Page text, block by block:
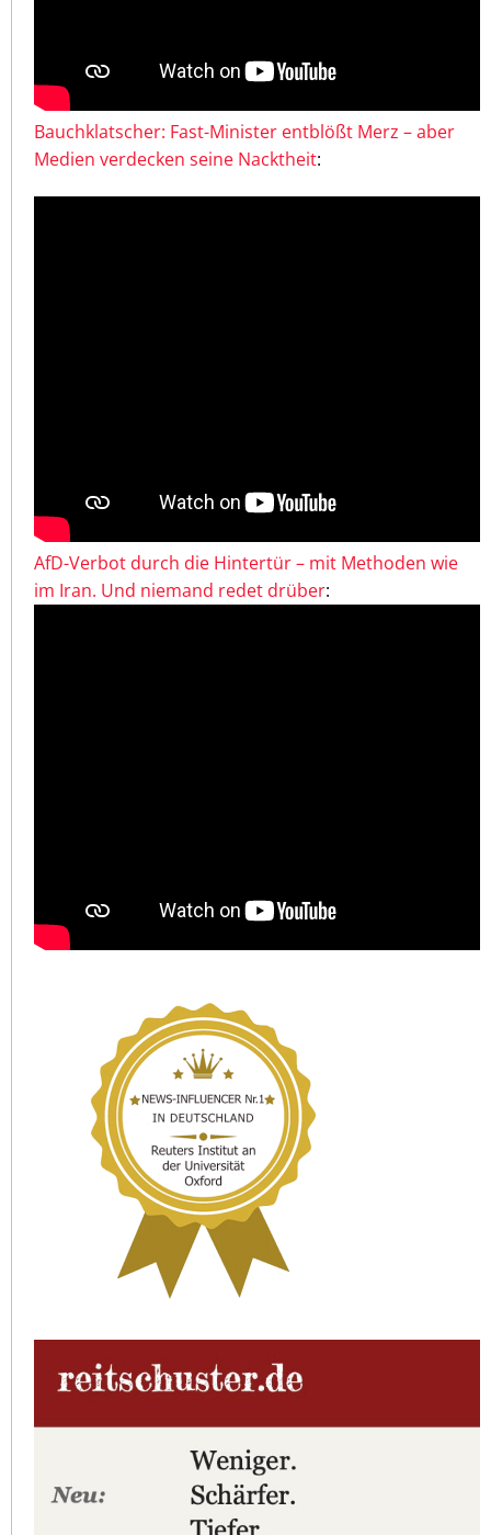
Bauchklatscher: Fast-Minister entblößt Merz – aber
Medien verdecken seine Nacktheit:
AfD-Verbot durch die Hintertür – mit Methoden wie
im Iran. Und niemand redet drüber: